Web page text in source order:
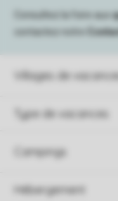
Villages de
Type de vacances
Campings
Hébergement
Consultez la foire aux
contactez notre